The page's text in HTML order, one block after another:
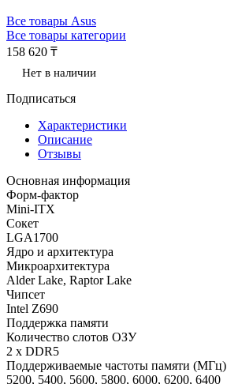
Все товары Asus
Все товары категории
158 620 ₸
Нет в наличии
Подписаться
Характеристики
Описание
Отзывы
Основная информация
Форм-фактор
Mini-ITX
Сокет
LGA1700
Ядро и архитектура
Микроархитектура
Alder Lake, Raptor Lake
Чипсет
Intel Z690
Поддержка памяти
Количество слотов ОЗУ
2 x DDR5
Поддерживаемые частоты памяти (МГц)
5200, 5400, 5600, 5800, 6000, 6200, 6400